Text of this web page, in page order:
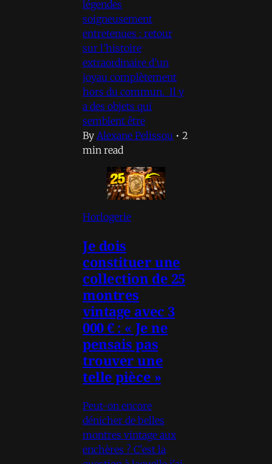
légendes
soigneusement
entretenues : retour
sur l’histoire
extraordinaire d’un
joyau complètement
hors du commun. Il y
a des objets qui
semblent être
By Alexane Pelissou • 2
min read
Horlogerie
Je dois
constituer une
collection de 25
montres
vintage avec 3
000 € : « Je ne
pensais pas
trouver une
telle pièce »
Peut-on encore
dénicher de belles
montres vintage aux
enchères ? C'est la